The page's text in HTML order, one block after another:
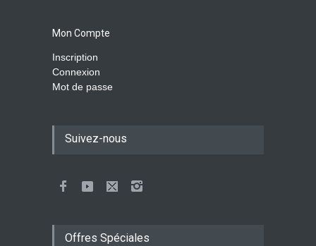
Mon Compte
Inscription
Connexion
Mot de passe
Suivez-nous
Offres Spéciales